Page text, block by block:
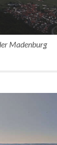
Madenburg